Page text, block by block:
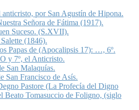
por San Agustín de Hipona.
Señora de Fátima (1917).
Suceso. (S.XVII).
(1846).
Papas de (Apocalipsis 17): …, 6º.
y 7º, el Anticristo.
San Malaquías.
San Francisco de Asís.
Pastore (La Profecía del Digno
Beato Tomasuccio de Foligno, (siglo